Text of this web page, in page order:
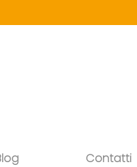
Contatti